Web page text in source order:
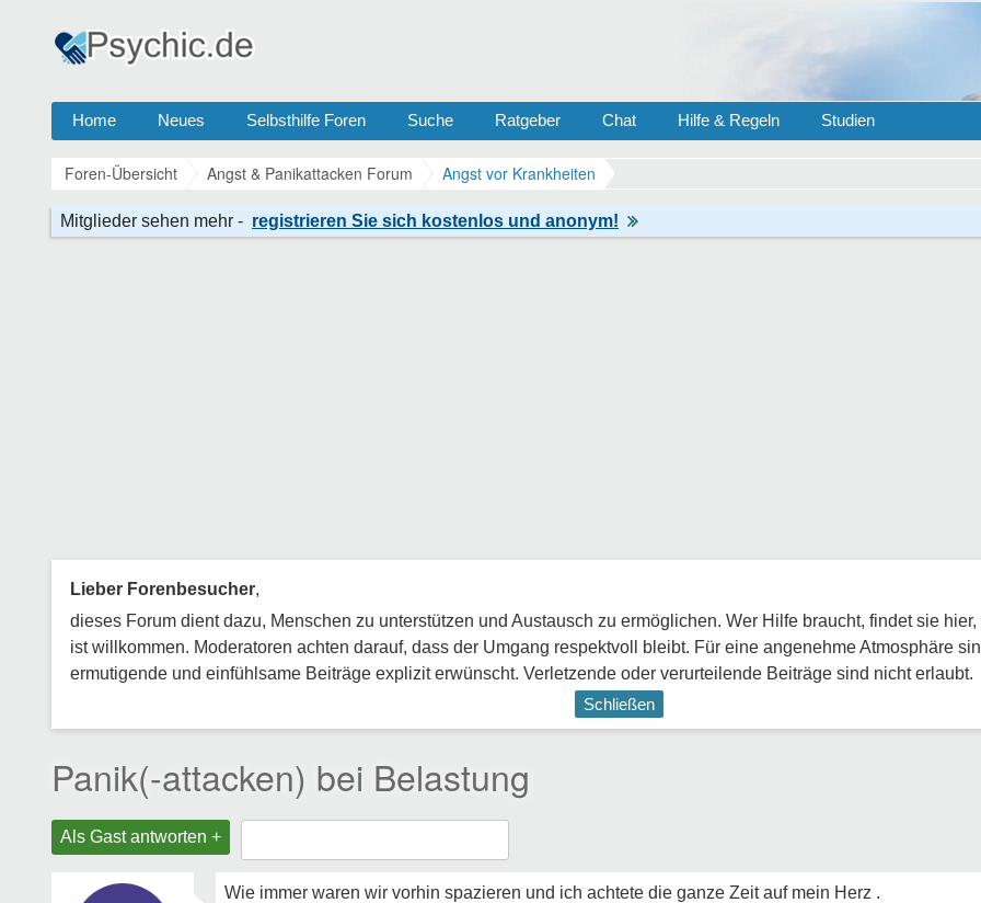
Home Neues Selbsthilfe Foren Suche Ratgeber Chat Hilfe & Regeln Studien
Foren-Übersicht Angst & Panikattacken Forum Angst vor Krankheiten
Lieber Forenbesucher,
dieses Forum dient dazu, Menschen zu unterstützen und Austausch zu ermöglichen. Wer Hilfe braucht, findet sie
ist willkommen. Moderatoren achten darauf, dass der Umgang respektvoll bleibt. Für eine angenehme Atmosphäre
ermutigende und einfühlsame Beiträge explizit erwünscht. Verletzende oder verurteilende Beiträge sind nicht erlaubt.
Schließen
Panik(-attacken) bei Belastung
Als Gast antworten +
Wie immer waren wir vorhin spazieren und ich achtete die ganze Zeit auf mein Herz .